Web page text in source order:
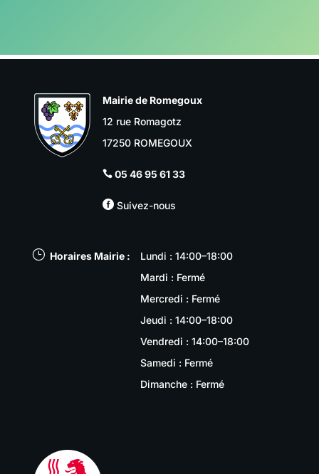
Mairie de Romegoux
12 rue Romagotz
17250 ROMEGOUX
 05 46 95 61 33
Suivez-nous
} Horaires Mairie :
Lundi : 14:00–18:00
Mardi : Fermé
Mercredi : Fermé
Jeudi : 14:00–18:00
Vendredi : 14:00–18:00
Samedi : Fermé
Dimanche : Fermé